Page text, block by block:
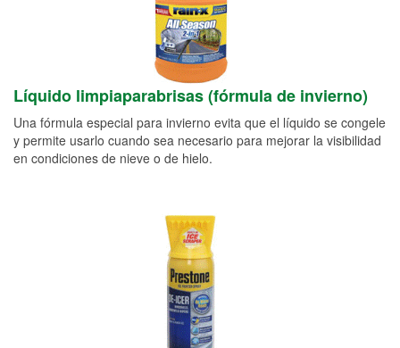
Líquido limpiaparabrisas (fórmula de invierno)
Una fórmula especial para invierno evita que el líquido se congele
y permite usarlo cuando sea necesario para mejorar la visibilidad
en condiciones de nieve o de hielo.